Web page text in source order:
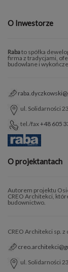
O Inwestorze
Rabato spółka
firma z tradycjami,
budowlane i
ul. Solidarności
tel./fax+48 605
O projektantach
Autorem projektu
CREO Architekci,
budownictwo.
CREO Architekci sp. z
ul. Solidarności